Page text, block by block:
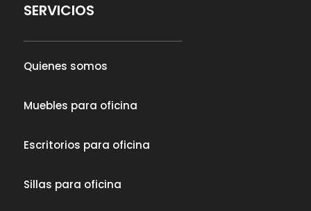
SERVICIOS
Quienes somos
Muebles para oficina
Escritorios para oficina
Sillas para oficina